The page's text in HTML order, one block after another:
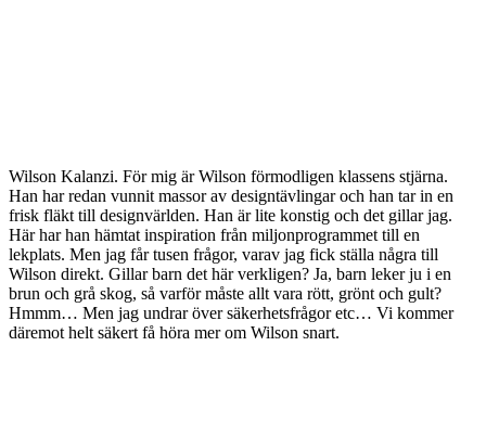
Wilson Kalanzi. För mig är Wilson förmodligen klassens stjärna.
Han har redan vunnit massor av designtävlingar och han tar in en
frisk fläkt till designvärlden. Han är lite konstig och det gillar jag.
Här har han hämtat inspiration från miljonprogrammet till en
lekplats. Men jag får tusen frågor, varav jag fick ställa några till
Wilson direkt. Gillar barn det här verkligen? Ja, barn leker ju i en
brun och grå skog, så varför måste allt vara rött, grönt och gult?
Hmmm… Men jag undrar över säkerhetsfrågor etc… Vi kommer
däremot helt säkert få höra mer om Wilson snart.